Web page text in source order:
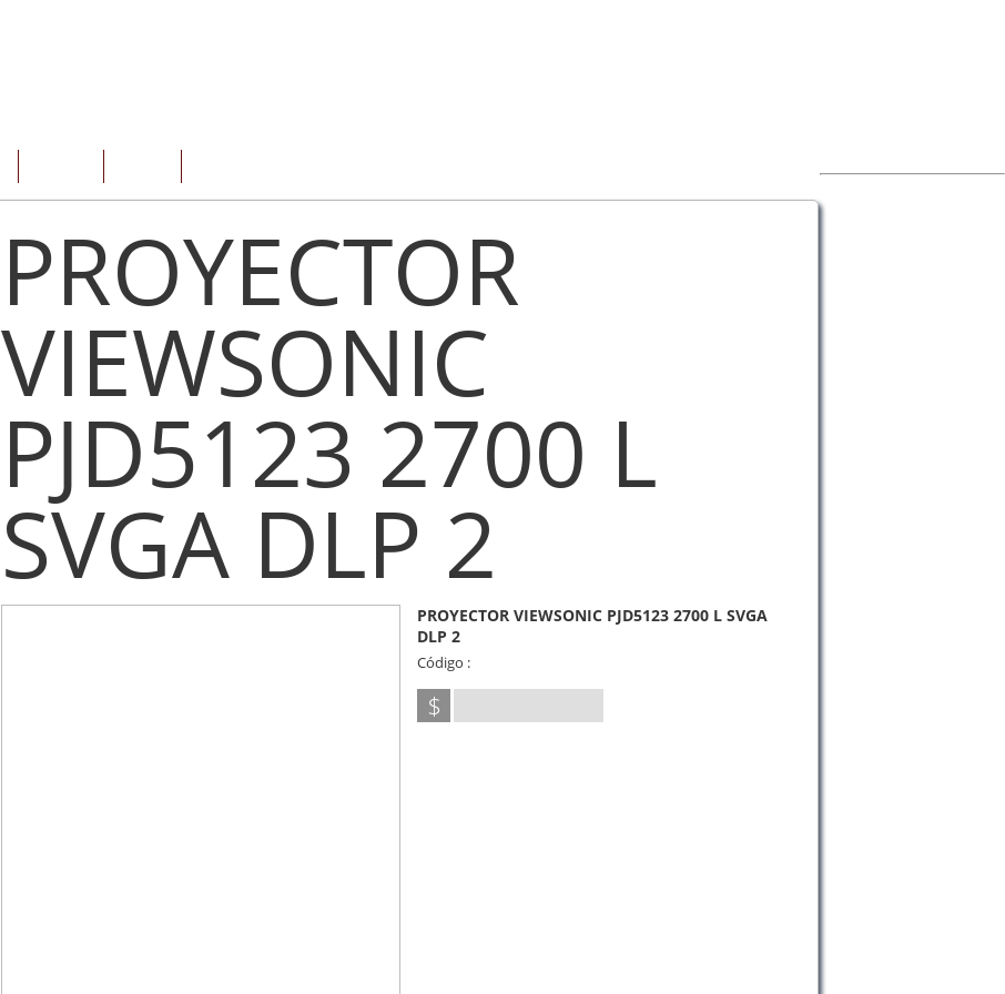
PROYECTOR
VIEWSONIC
PJD5123 2700 L
SVGA DLP 2
PROYECTOR VIEWSONIC PJD5123 2700 L SVGA
DLP 2
Código :
$